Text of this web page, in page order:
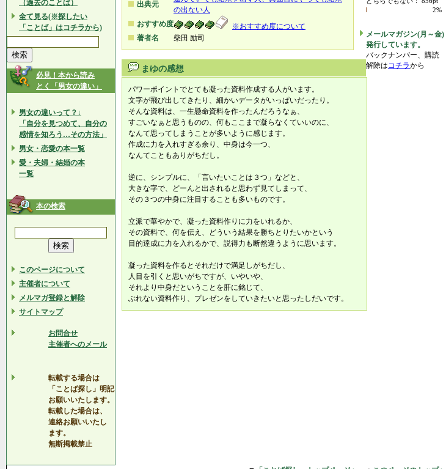
（過去のことば）
全て見る(※探したい
「ことば」はコチラから)
必見！本から読み
とく「男女の違い」
男女の違いって？↓
「自分を見つめて、自分の
感情を知ろう…その方法」
男女・恋愛の本一覧
愛・夫婦・結婚の本
一覧
本の検索
このページについて
主催者について
メルマガ登録と解除
サイトマップ
お問合せ
主催者へのメール
転載する場合は
「ことば探し」明記
お願いいたします。
転載した場合は、
連絡お願いいたし
ます。
無断掲載禁止
出典元
の出ない人
おすすめ度
※おすすめ度について
著者名
柴田 励司
まゆの感想
パワーポイントでとても凝った資料作成する人がいます。
文字が飛び出してきたり、細かいデータがいっぱいだったり。
そんな資料は、一生懸命資料を作ったんだろうなぁ、
すごいなぁと思うものの、何もここまで凝らなくていいのに、
なんて思ってしまうことが多いように感じます。
作成に力を入れすぎる余り、中身は今一つ、
なんてこともありがちだし。
逆に、シンプルに、「言いたいことは３つ」などと、
大きな字で、どーんと出されると思わず見てしまって、
その３つの中身に注目することも多いものです。
立派で華やかで、凝った資料作りに力をいれるか、
その資料で、何を伝え、どういう結果を勝ちとりたいかという
目的達成に力を入れるかで、説得力も断然違うように思います。
凝った資料を作るとそれだけで満足しがちだし、
人目を引くと思いがちですが、いやいや、
それより中身だということを肝に銘じて、
ぶれない資料作り、プレゼンをしていきたいと思ったしだいです。
2%
メールマガジン(月～金)
発行しています。
バックナンバー、購読
解除はコチラから